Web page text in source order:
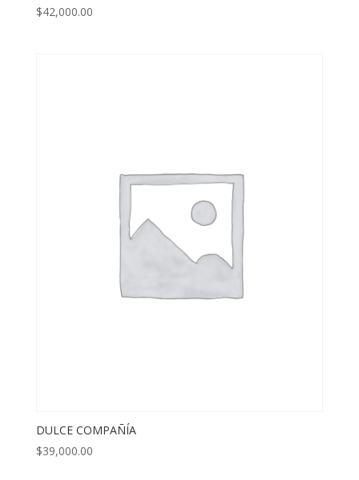
$42,000.00
DULCE COMPAÑÍA
$39,000.00